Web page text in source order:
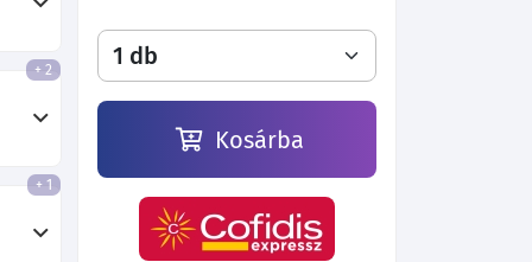
43 780 Ft 50 500 Ft
+ 2
+ 1
Kosárba